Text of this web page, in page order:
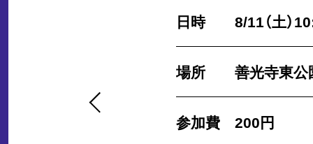
日時 8/11（土）
場所 善光寺東
参加費 200円
「野点の愉しみ